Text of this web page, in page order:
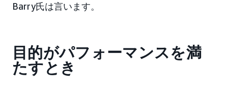
Barry氏は言います。
目的がパフォーマンスを満
たすとき